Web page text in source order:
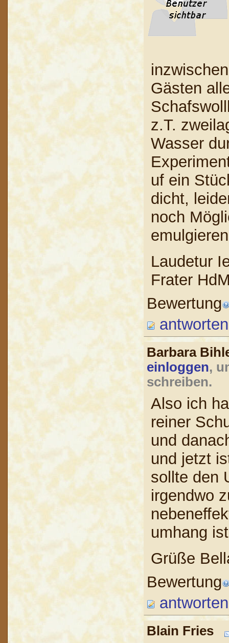
Gästen
z.T.
Wasser
uf ein
dicht,
noch
Laudetur
Frater
Bewertung
antworten
Barbara
einloggen,
schreiben.
Also ich
reiner
und
und jetzt
sollte den
irgendwo
umhang
Grüße
Bewertung
antworten
Blain Fries